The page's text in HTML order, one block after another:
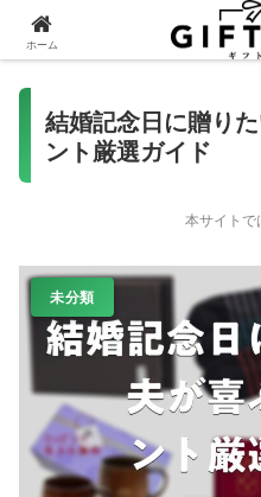
結婚記念日に贈り
ント厳選ガイド
本サイトで
未分類
ホーム